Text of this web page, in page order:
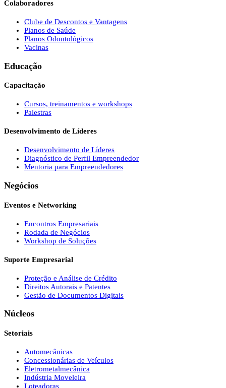
Colaboradores
Clube de Descontos e Vantagens
Planos de Saúde
Planos Odontológicos
Vacinas
Educação
Capacitação
Cursos, treinamentos e workshops
Palestras
Desenvolvimento de Líderes
Desenvolvimento de Líderes
Diagnóstico de Perfil Empreendedor
Mentoria para Empreendedores
Negócios
Eventos e Networking
Encontros Empresariais
Rodada de Negócios
Workshop de Soluções
Suporte Empresarial
Proteção e Análise de Crédito
Direitos Autorais e Patentes
Gestão de Documentos Digitais
Núcleos
Setoriais
Automecânicas
Concessionárias de Veículos
Eletrometalmecânica
Indústria Moveleira
Loteadoras